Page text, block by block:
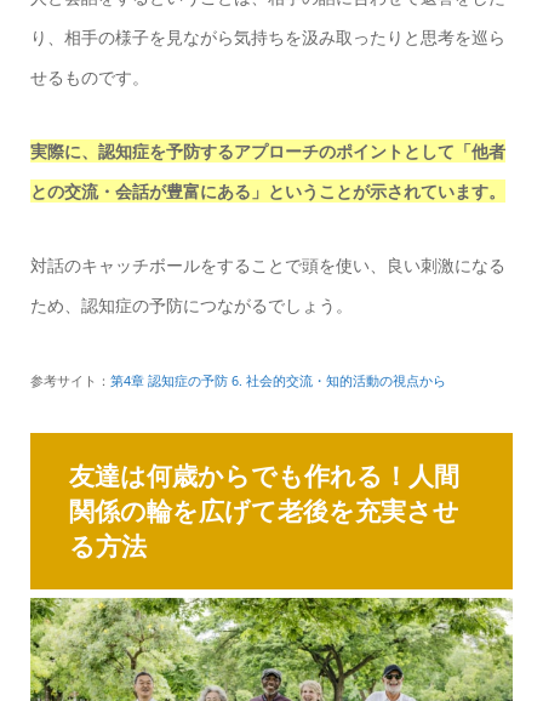
り、相手の様子を見ながら気持ちを汲み取ったりと思考を巡ら
せるものです。
実際に、認知症を予防するアプローチのポイントとして「他者
との交流・会話が豊富にある」ということが示されています。
対話のキャッチボールをすることで頭を使い、良い刺激になる
ため、認知症の予防につながるでしょう。
参考サイト： 第4章 認知症の予防 6. 社会的交流・知的活動の視点から
友達は何歳からでも作れる！人間
関係の輪を広げて老後を充実させ
る方法